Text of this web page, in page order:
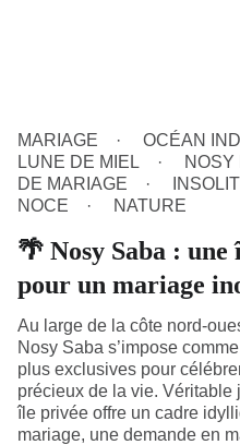
MARIAGE OCÉAN
LUNE DE MIEL
NOSY
DE MARIAGE
NOCE
NATURE
🌴 Nosy Saba :
pour un mariage
Au large de la côte nord-
Nosy Saba s’impose
plus exclusives pour
précieux de la vie. Véritable
île privée offre un cadre
mariage, une demande en